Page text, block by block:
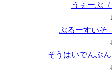
うぇーぶ（
↓
ぶるーすいそ
↓
そうはいでんぶん
↓